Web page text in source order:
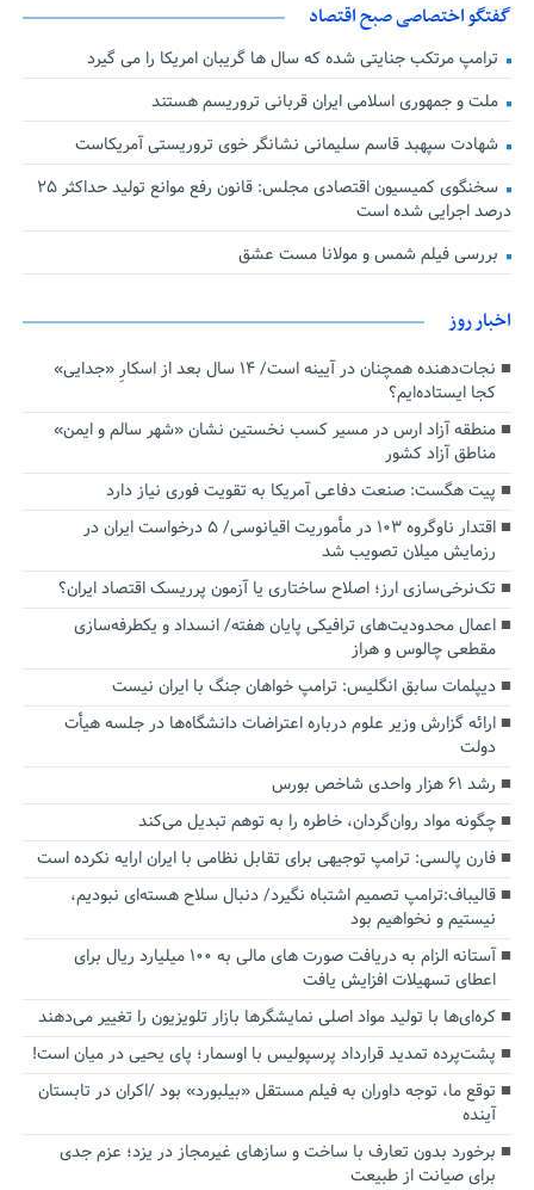
گفتگو اختصاصی صبح اقتصاد
ترامپ مرتکب جنایتی شده که سال ها گریبان امریکا را می گیرد
ملت و جمهوری اسلامی ایران قربانی تروریسم هستند
شهادت سپهبد قاسم سلیمانی نشانگر خوی تروریستی آمریکاست
سخنگوی کمیسیون اقتصادی مجلس: قانون رفع موانع تولید حداکثر ۲۵
درصد اجرایی شده است
بررسی فیلم شمس و مولانا مست عشق
اخبار روز
نجات‌دهنده‌ همچنان در آیینه است/ ۱۴ سال بعد از اسکارِ «جدایی»
کجا ایستاده‌ایم؟
منطقه آزاد ارس در مسیر کسب نخستین نشان «شهر سالم و ایمن»
مناطق آزاد کشور
پیت هگست: صنعت دفاعی آمریکا به تقویت فوری نیاز دارد
اقتدار ناوگروه ۱۰۳ در مأموریت‌ اقیانوسی/ ۵ درخواست ایران در
رزمایش میلان تصویب شد
تک‌نرخی‌سازی ارز؛ اصلاح ساختاری یا آزمون پرریسک اقتصاد ایران؟
اعمال محدودیت‌های ترافیکی پایان هفته/ انسداد و یکطرفه‌سازی
مقطعی چالوس و هراز
دیپلمات سابق انگلیس:‌ ترامپ خواهان جنگ با ایران نیست
ارائه گزارش وزیر علوم درباره اعتراضات دانشگاه‌ها در جلسه هیأت
دولت
رشد ۶۱ هزار واحدی شاخص بورس
چگونه مواد روان‌گردان، خاطره را به توهم تبدیل می‌کند
فارن پالسی: ترامپ توجیهی برای تقابل نظامی با ایران ارایه نکرده است
قالیباف:ترامپ تصمیم اشتباه نگیرد/ دنبال سلاح هسته‌ای نبودیم،
نیستیم و نخواهیم بود
آستانه الزام به دریافت صورت های مالی به ۱۰۰ میلیارد ریال برای
اعطای تسهیلات افزایش یافت
کره‌ای‌ها با تولید مواد اصلی نمایشگرها بازار تلویزیون را تغییر می‌دهند
پشت‌پرده تمدید قرارداد پرسپولیس با اوسمار؛ پای یحیی در میان است!
توقع ما، توجه داوران به فیلم مستقل «بیلبورد» بود /اکران در تابستان
آینده
برخورد بدون تعارف با ساخت‌ و سازهای غیرمجاز در یزد؛ عزم جدی
برای صیانت از طبیعت